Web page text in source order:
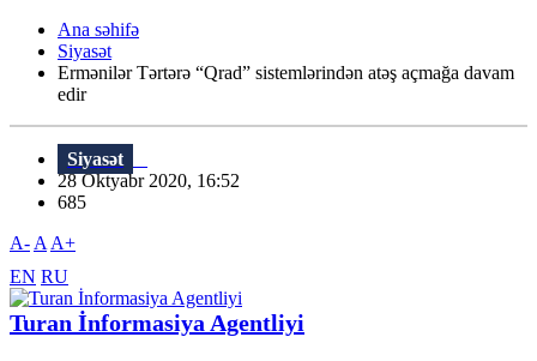
Ana səhifə
Siyasət
Ermənilər Tərtərə “Qrad” sistemlərindən atəş açmağa davam
edir
Siyasət
28 Oktyabr 2020, 16:52
685
A- A A+
EN RU
Turan İnformasiya Agentliyi